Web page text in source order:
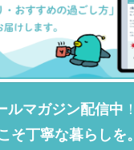
ルマガジン配信中 ！
そ丁寧な暮らしを。